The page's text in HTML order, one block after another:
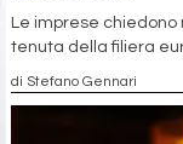
Le imprese
tenuta della filiera
di Stefano Gennari